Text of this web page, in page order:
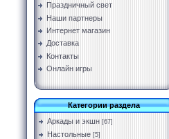
Праздничный свет
Наши партнеры
Интернет магазин
Доставка
Контакты
Онлайн игры
Категории раздела
Аркады и экшн [67]
Настольные [5]